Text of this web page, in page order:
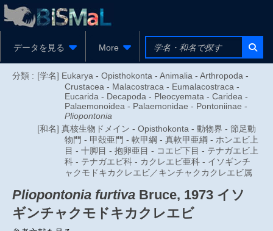
データを見る More
分類 : [学名] Eukarya - Opisthokonta - Animalia - Arthropoda -
Crustacea - Malacostraca - Eumalacostraca -
Eucarida - Decapoda - Pleocyemata - Caridea -
Palaemonoidea - Palaemonidae - Pontoniinae -
Pliopontonia
[和名] 真核生物ドメイン - Opisthokonta - 動物界 - 節足動
物門 - 甲殻亜門 - 軟甲綱 - 真軟甲亜綱 - ホンエビ上
目 - 十脚目 - 抱卵亜目 - コエビ下目 - テナガエビ上
科 - テナガエビ科 - カクレエビ亜科 - イソギンチ
ャクモドキカクレエビ／キンチャクカクレエビ属
Pliopontonia furtiva Bruce, 1973 イソ
ギンチャクモドキカクレエビ